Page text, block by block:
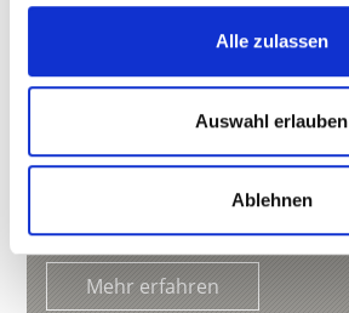
Alle zulassen
Auswahl erlauben
Ablehnen
39021Tarsch
www.siglgut.it
Mehr erfahren